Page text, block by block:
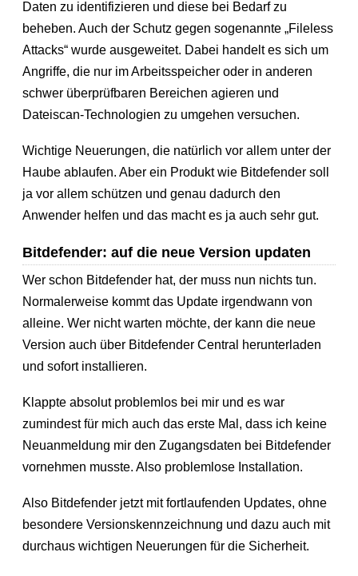
Daten zu identifizieren und diese bei Bedarf zu
beheben. Auch der Schutz gegen sogenannte „Fileless
Attacks“ wurde ausgeweitet. Dabei handelt es sich um
Angriffe, die nur im Arbeitsspeicher oder in anderen
schwer überprüfbaren Bereichen agieren und
Dateiscan-Technologien zu umgehen versuchen.
Wichtige Neuerungen, die natürlich vor allem unter der
Haube ablaufen. Aber ein Produkt wie Bitdefender soll
ja vor allem schützen und genau dadurch den
Anwender helfen und das macht es ja auch sehr gut.
Bitdefender: auf die neue Version updaten
Wer schon Bitdefender hat, der muss nun nichts tun.
Normalerweise kommt das Update irgendwann von
alleine. Wer nicht warten möchte, der kann die neue
Version auch über Bitdefender Central herunterladen
und sofort installieren.
Klappte absolut problemlos bei mir und es war
zumindest für mich auch das erste Mal, dass ich keine
Neuanmeldung mir den Zugangsdaten bei Bitdefender
vornehmen musste. Also problemlose Installation.
Also Bitdefender jetzt mit fortlaufenden Updates, ohne
besondere Versionskennzeichnung und dazu auch mit
durchaus wichtigen Neuerungen für die Sicherheit.